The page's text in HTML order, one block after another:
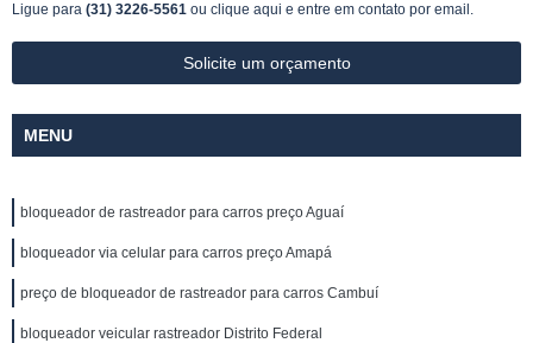
Ligue para (31) 3226-5561 ou clique aqui e entre em contato por email.
Solicite um orçamento
MENU
bloqueador de rastreador para carros preço Aguaí
bloqueador via celular para carros preço Amapá
preço de bloqueador de rastreador para carros Cambuí
bloqueador veicular rastreador Distrito Federal